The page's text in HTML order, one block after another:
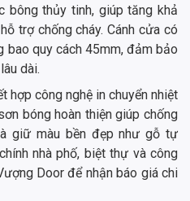
bông thủy tinh, giúp tăng khả
trợ chống cháy. Cánh cửa có
bao quy cách 45mm, đảm bảo
dài.
hợp công nghệ in chuyển nhiệt
bóng hoàn thiện giúp chống
giữ màu bền đẹp như gỗ tự
nhà phố, biệt thự và công
Door để nhận báo giá chi